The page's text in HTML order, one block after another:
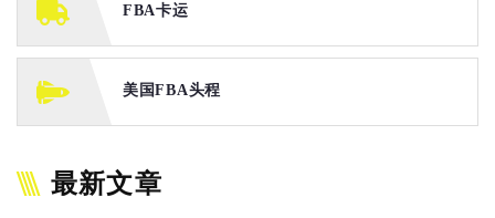
FBA卡运
美国FBA头程
最新文章